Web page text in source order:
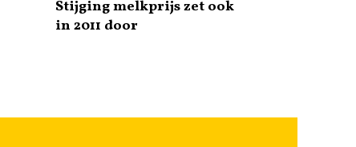
Stijging melkprijs zet ook
in 2011 door